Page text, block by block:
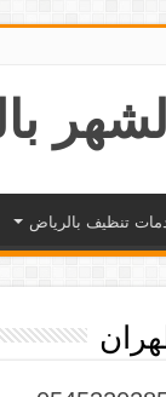
تنظيف بالرياض